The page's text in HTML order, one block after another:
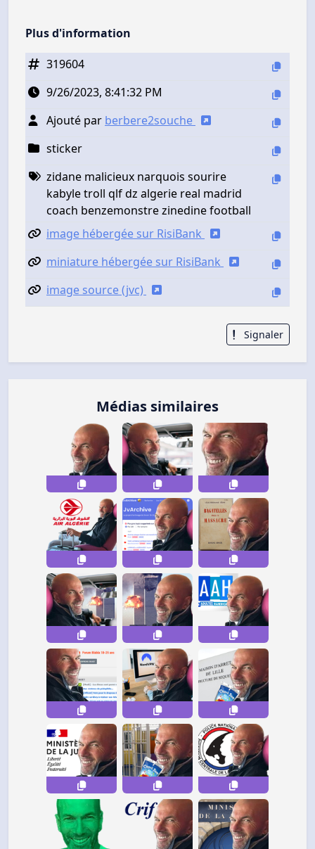
Plus d'information
319604
9/26/2023, 8:41:32 PM
Ajouté par berbere2souche
sticker
zidane malicieux narquois sourire
kabyle troll qlf dz algerie real madrid
coach benzemonstre zinedine football
image hébergée sur RisiBank
miniature hébergée sur RisiBank
image source (jvc)
Signaler
Médias similaires